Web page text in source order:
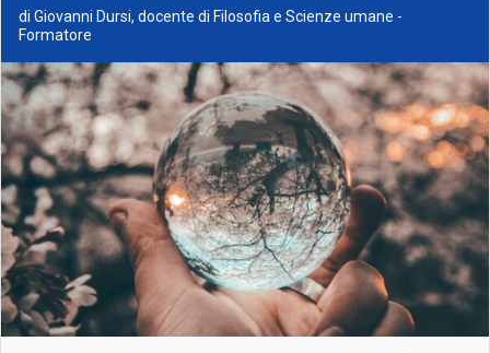
di Giovanni Dursi, docente di Filosofia e Scienze umane -
Formatore